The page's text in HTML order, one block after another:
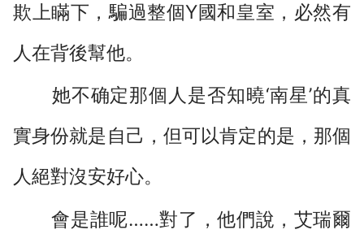
欺上瞞下，騙過整個Y國和皇室，必然有
人在背後幫他。
她不确定那個人是否知曉‘南星’的真
實身份就是自己，但可以肯定的是，那個
人絕對沒安好心。
會是誰呢……對了，他們說，艾瑞爾